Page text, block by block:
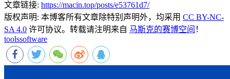
文章链接: https://macin.top/posts/e53761d7/
版权声明: 本博客所有文章除特别声明外，均采用 CC BY-NC-
SA 4.0 许可协议。转载请注明来自 马斯克的赛博空间 ！
toolssoftware